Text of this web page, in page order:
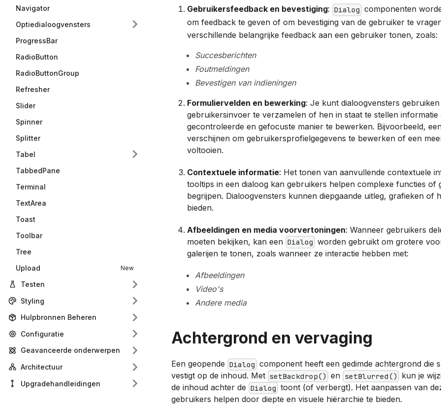
Navigator
Optiedialoogvensters
ProgressBar
RadioButton
RadioButtonGroup
Refresher
Slider
Spinner
Splitter
Tabel
TabbedPane
Terminal
TextArea
Toast
Toolbar
Tree
Upload
Testen
Styling
Hulpbronnen Beheren
Configuratie
Geavanceerde onderwerpen
Architectuur
Upgradehandleidingen
Gebruikersfeedback en bevestiging: Dialog componenten
om feedback te geven of om bevestiging van de gebruiker te
verschillende belangrijke feedback aan een gebruiker tonen, zoals:
Succesberichten
Foutmeldingen
Bevestigen van indieningen
Formuliervelden en bewerking: Je kunt dialoogvensters
gebruikersinvoer te verzamelen of hen in staat te stellen informatie
gecontroleerde en gefocuste manier te bewerken. Bijvoorbeeld,
verschijnen om gebruikersprofielgegevens te bewerken of een
voltooien.
Contextuele informatie: Het tonen van aanvullende contextuele
tooltips in een dialoog kan gebruikers helpen complexe functies of
begrijpen. Dialoogvensters kunnen diepgaande uitleg, grafieken of
bieden.
Afbeeldingen en media voorvertoningen: Wanneer gebruikers
moeten bekijken, kan een Dialog worden gebruikt om grotere
galerijen te tonen, zoals wanneer ze interactie hebben met:
Afbeeldingen
Video's
Andere media
Achtergrond en vervaging
Een geopende Dialog component heeft een gedimde achtergrond die
vestigt op de inhoud. Met setBackdrop() en setBlurred() kun je
de inhoud achter de Dialog toont (of verbergt). Het aanpassen van
gebruikers helpen door diepte en visuele hiërarchie te bieden.